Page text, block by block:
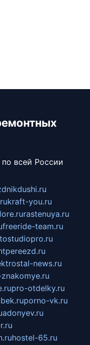
всей России
kraft-you.ru
rastenuya.ru
freeride-team.ru
news.ru
pro-otdelky.ru
porno-vk.ru
adonyev.ru
hostel-65.ru